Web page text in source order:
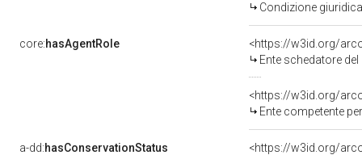
Condizione
core:hasAgentRole
<https://w3id.org/
Ente schedatore
<https://w3id.org/
Ente competente per tutela del
a-dd:hasConservationStatus
<https://w3id.org/